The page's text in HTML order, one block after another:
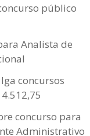
público
Analista de
concursos
concurso para
Administrativo